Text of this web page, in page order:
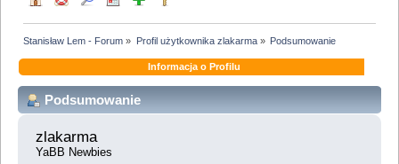
Stanisław Lem - Forum » Profil użytkownika zlakarma» Podsumowanie
Informacja o Profilu
Podsumowanie
zlakarma
YaBB Newbies